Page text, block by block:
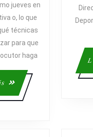
DE
PARA
CONSEGUIR
TUS
(I).
LA
jueves en
o, lo que
técnicas
para que
haga
Leer
más